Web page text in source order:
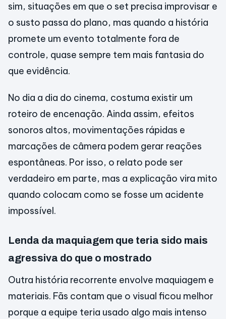
sim, situações em que o set precisa improvisar e
o susto passa do plano, mas quando a história
promete um evento totalmente fora de
controle, quase sempre tem mais fantasia do
que evidência.
No dia a dia do cinema, costuma existir um
roteiro de encenação. Ainda assim, efeitos
sonoros altos, movimentações rápidas e
marcações de câmera podem gerar reações
espontâneas. Por isso, o relato pode ser
verdadeiro em parte, mas a explicação vira mito
quando colocam como se fosse um acidente
impossível.
Lenda da maquiagem que teria sido mais
agressiva do que o mostrado
Outra história recorrente envolve maquiagem e
materiais. Fãs contam que o visual ficou melhor
porque a equipe teria usado algo mais intenso